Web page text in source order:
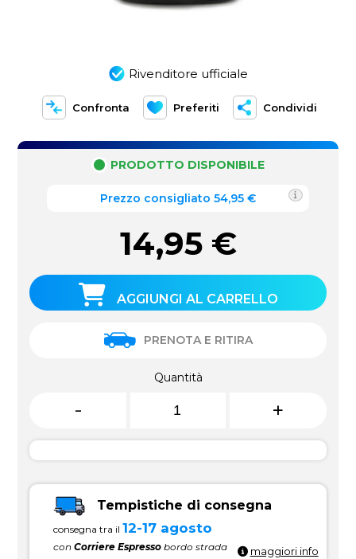
Rivenditore ufficiale
Confronta Preferiti Condividi
PRODOTTO DISPONIBILE
Prezzo consigliato 54,95 €
14,95 €
AGGIUNGI AL CARRELLO
PRENOTA E RITIRA
Quantità
- +
Tempistiche di consegna
consegna tra il 12-17 agosto
conCorriere Espresso bordo strada maggiori info